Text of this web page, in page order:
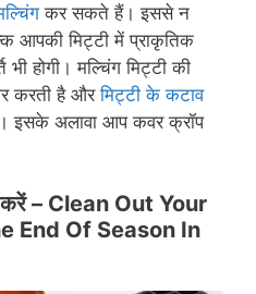
कर सकते हैं। इससे न
आपकी मिट्टी में प्राकृतिक
भी होगी। मल्चिंग मिट्टी की
करती है औरमिट्टी के कटाव
इसके अलावा आप कवर क्रॉप
– Clean Out Your
End Of Season In